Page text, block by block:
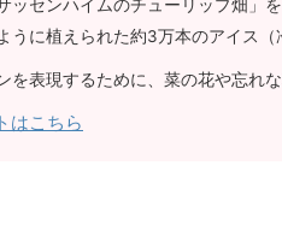
ッセンハイムのチューリップ畑」
うに植えられた約3万本のアイス（
を表現するために、菜の花や忘れ
はこちら